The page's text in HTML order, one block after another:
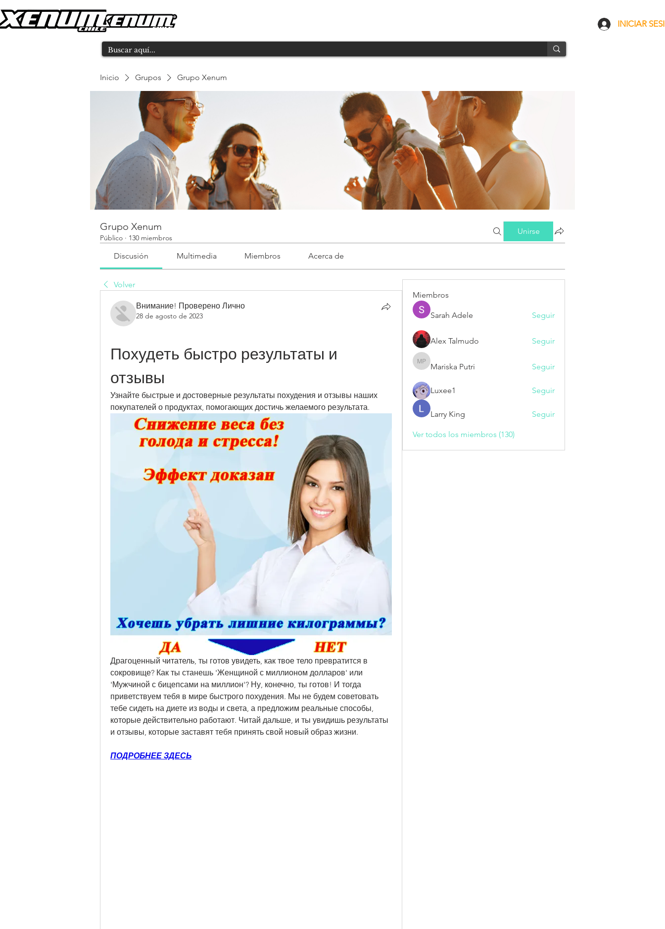
Inicio Grupos Grupo Xenum
Grupo Xenum
Público · 130 miembros
Unirse
Discusión Multimedia Miembros Acerca de
Volver
Внимание! Проверено Лично
28 de agosto de 2023
Похудеть быстро результаты и
отзывы
Узнайте быстрые и достоверные результаты похудения и отзывы наших
покупателей о продуктах, помогающих достичь желаемого результата.
Драгоценный читатель, ты готов увидеть, как твое тело превратится в
сокровище? Как ты станешь 'Женщиной с миллионом долларов' или
'Мужчиной с бицепсами на миллион'? Ну, конечно, ты готов! И тогда
приветствуем тебя в мире быстрого похудения. Мы не будем советовать
тебе сидеть на диете из воды и света, а предложим реальные способы,
которые действительно работают. Читай дальше, и ты увидишь результаты
и отзывы, которые заставят тебя принять свой новый образ жизни.
ПОДРОБНЕЕ ЗДЕСЬ
Miembros
Sarah Adele Seguir
Alex Talmudo Seguir
Mariska Putri
Mariska Putri Seguir
Luxee1 Seguir
Larry King Seguir
Ver todos los miembros (130)
INICIAR